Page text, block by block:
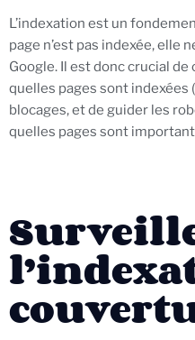
L’indexation est un
page n’est pas indexée, elle
Google. Il est donc crucial
quelles pages sont indexées
blocages, et de guider les
quelles pages sont